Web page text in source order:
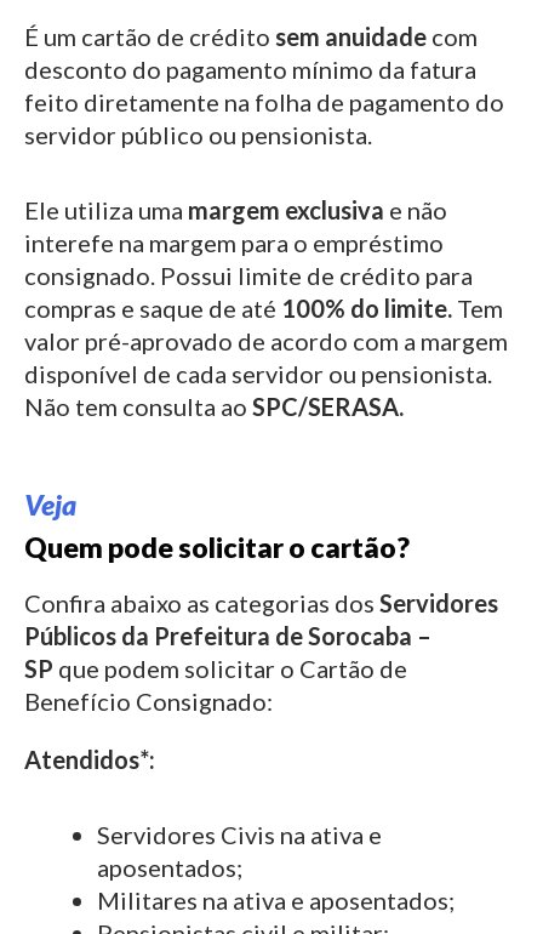
É um cartão de crédito sem anuidade com
desconto do pagamento mínimo da fatura
feito diretamente na folha de pagamento do
servidor público ou pensionista.
Ele utiliza uma margem exclusiva e não
interefe na margem para o empréstimo
consignado. Possui limite de crédito para
compras e saque de até 100% do limite. Tem
valor pré-aprovado de acordo com a margem
disponível de cada servidor ou pensionista.
Não tem consulta ao SPC/SERASA.
Veja
Quem pode solicitar o cartão?
Confira abaixo as categorias dos Servidores
Públicos da Prefeitura deSorocaba –
SP que podem solicitar o Cartão de
Benefício Consignado:
Atendidos*:
Servidores Civis na ativa e
aposentados;
Militares na ativa e aposentados;